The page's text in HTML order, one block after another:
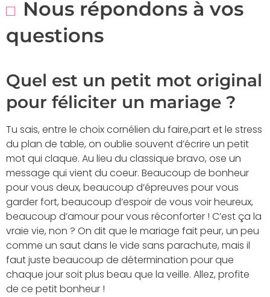
Nous répondons à vos
questions
Quel est un petit mot original
pour féliciter un mariage ?
Tu sais, entre le choix cornélien du faire,part et le stress
du plan de table, on oublie souvent d’écrire un petit
mot qui claque. Au lieu du classique bravo, ose un
message qui vient du coeur. Beaucoup de bonheur
pour vous deux, beaucoup d’épreuves pour vous
garder fort, beaucoup d’espoir de vous voir heureux,
beaucoup d’amour pour vous réconforter ! C’est ça la
vraie vie, non ? On dit que le mariage fait peur, un peu
comme un saut dans le vide sans parachute, mais il
faut juste beaucoup de détermination pour que
chaque jour soit plus beau que la veille. Allez, profite
de ce petit bonheur !